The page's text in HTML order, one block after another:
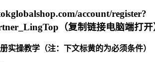
account/register?
（复制链接电脑端打
实操教学 （注：下文标黄的为必须条件）